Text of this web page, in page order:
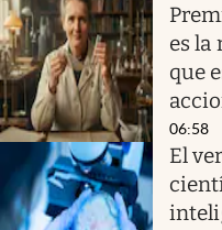
es la
que
06:58
El